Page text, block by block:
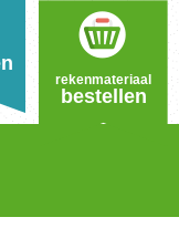
rekenmateriaal
bestellen